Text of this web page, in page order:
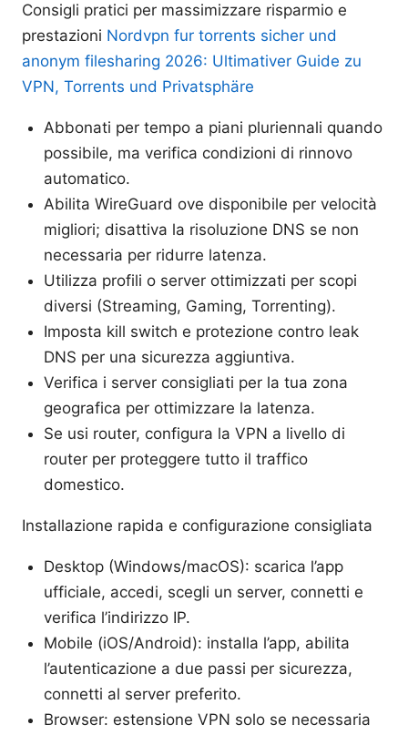
Consigli pratici per massimizzare risparmio e
prestazioni Nordvpn fur torrents sicher und
anonym filesharing 2026: Ultimativer Guide zu
VPN, Torrents und Privatsphäre
Abbonati per tempo a piani pluriennali quando
possibile, ma verifica condizioni di rinnovo
automatico.
Abilita WireGuard ove disponibile per velocità
migliori; disattiva la risoluzione DNS se non
necessaria per ridurre latenza.
Utilizza profili o server ottimizzati per scopi
diversi (Streaming, Gaming, Torrenting).
Imposta kill switch e protezione contro leak
DNS per una sicurezza aggiuntiva.
Verifica i server consigliati per la tua zona
geografica per ottimizzare la latenza.
Se usi router, configura la VPN a livello di
router per proteggere tutto il traffico
domestico.
Installazione rapida e configurazione consigliata
Desktop (Windows/macOS): scarica l’app
ufficiale, accedi, scegli un server, connetti e
verifica l’indirizzo IP.
Mobile (iOS/Android): installa l’app, abilita
l’autenticazione a due passi per sicurezza,
connetti al server preferito.
Browser: estensione VPN solo se necessaria